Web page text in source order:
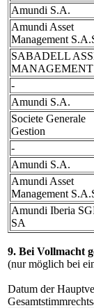
Amundi S.A.
Amundi Asset
Management
SABADELL
MANAGEMENT
-
Amundi S.A.
Societe Generale
Gestion
-
Amundi S.A.
Amundi Asset
Management
Amundi Iberia
SA
9. Bei Vollmacht
(nur möglich bei
Datum der